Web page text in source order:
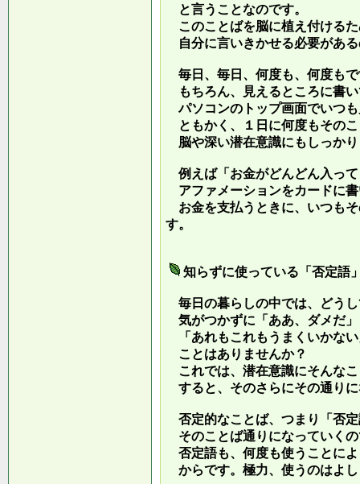
と言うことなのです。
このことばを脳に植え付ける
自分に言いきかせる必要があ
毎日、毎日、何度も、何度も
もちろん、見えるところに書
パソコンのトップ画面でいつ
ともかく、１日に何度もその
脳や深い潜在意識にもしっか
例えば「お金がどんどん入っ
アファメーションをカードに
お金を支払うときに、いつも
す。
知らずに使っている「否定語
毎日の暮らしの中では、どう
気がつかずに「ああ、ダメだ
「あれもこれもうまくいかな
ことはありませんか？
これでは、潜在意識にそんな
すると、そのさらにその通り
否定的なことば、つまり「否
そのことば通りになっていく
否定語も、何度も使うことに
からです。極力、使うのはよ